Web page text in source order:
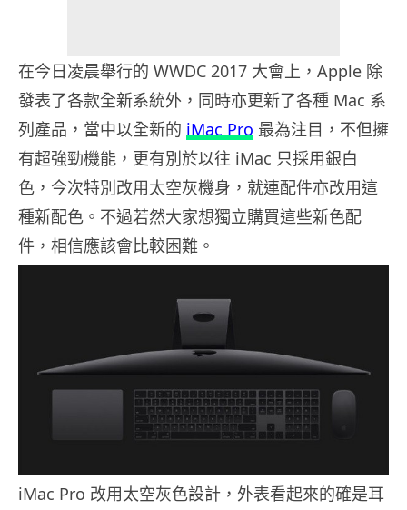
在今日凌晨舉行的 WWDC 2017 大會上，Apple 除
發表了各款全新系統外，同時亦更新了各種 Mac 系
列產品，當中以全新的 iMac Pro 最為注目，不但擁
有超強勁機能，更有別於以往 iMac 只採用銀白
色，今次特別改用太空灰機身，就連配件亦改用這
種新配色。不過若然大家想獨立購買這些新色配
件，相信應該會比較困難。
iMac Pro 改用太空灰色設計，外表看起來的確是耳